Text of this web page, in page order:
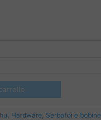
, Hardware, Serbatoi e bobine